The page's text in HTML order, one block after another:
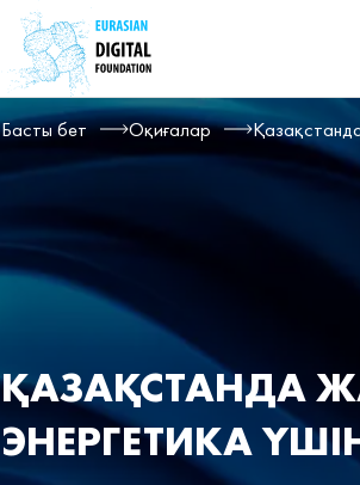
Басты бет Оқиғалар
ҚАЗАҚСТАНДА
ЭНЕРГЕТИКА